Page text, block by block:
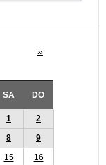
»
SA DO
1
2
8
9
15
16